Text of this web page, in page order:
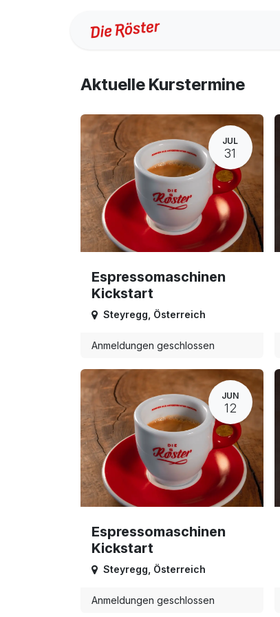
Aktuelle Kurstermine
JUL
31
Espressomaschinen
Kickstart
Steyregg Österreich
Anmeldungen geschlossen
JUN
12
Espressomaschinen
Kickstart
Steyregg Österreich
Anmeldungen geschlossen